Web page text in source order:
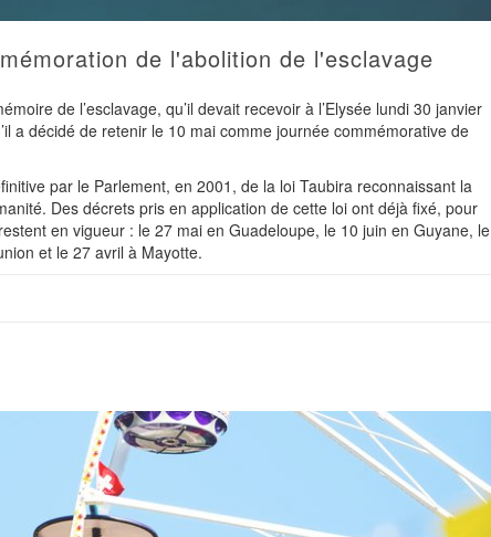
de l'abolition de l'esclavage
de l’esclavage, qu’il devait recevoir à l’Elysée lundi 30 janvier
a décidé de retenir le 10 mai comme journée commémorative de
par le Parlement, en 2001, de la loi Taubira reconnaissant la
Des décrets pris en application de cette loi ont déjà fixé, pour
en vigueur : le 27 mai en Guadeloupe, le 10 juin en Guyane, le
et le 27 avril à Mayotte.